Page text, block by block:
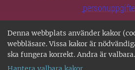
Denna webbplats använder kakor
webbläsare. Vissa kakor är
ska fungera korrekt. Andra är valbara.